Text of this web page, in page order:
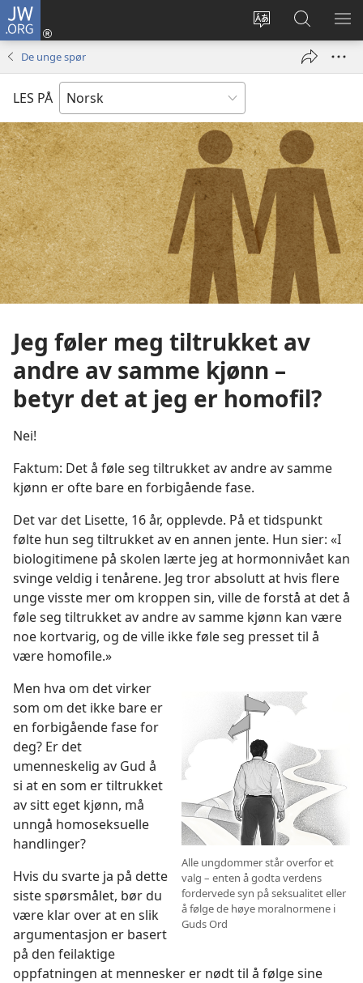
JW.ORG
Endre
Logg
inn
vindu)
Søk
på
JW.ORG
VIS
De unge spør
LES PÅ
Jeg føler meg tiltrukket av
andre av samme kjønn –
betyr det at jeg er homofil?
Nei!
Faktum: Det å føle seg tiltrukket av andre av samme
kjønn er ofte bare en forbigående fase.
Det var det Lisette, 16 år, opplevde. På et tidspunkt
følte hun seg tiltrukket av en annen jente. Hun sier: «I
biologitimene på skolen lærte jeg at hormonnivået kan
svinge veldig i tenårene. Jeg tror absolutt at hvis flere
unge visste mer om kroppen sin, ville de forstå at det å
føle seg tiltrukket av andre av samme kjønn kan være
noe kortvarig, og de ville ikke føle seg presset til å
være homofile.»
Alle ungdommer står overfor et
valg – enten å godta verdens
fordervede syn på seksualitet eller
å følge de høye moralnormene i
Guds Ord
Men hva om det virker
som om det ikke bare er
en forbigående fase for
deg? Er det
umenneskelig av Gud å
si at en som er tiltrukket
av sitt eget kjønn, må
unngå homoseksuelle
handlinger?
Hvis du svarte ja på dette
siste spørsmålet, bør du
være klar over at en slik
argumentasjon er basert
på den feilaktige
oppfatningen at mennesker er nødt til å følge sine